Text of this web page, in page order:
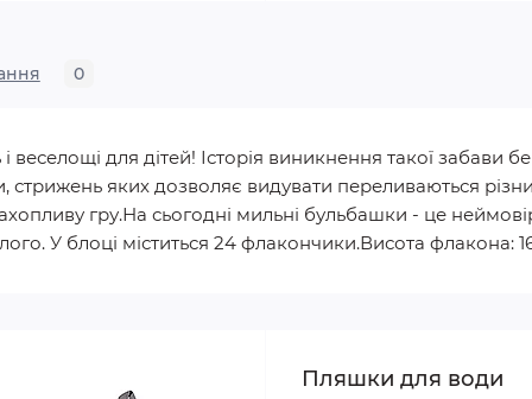
0
веселощі для дітей! Історія виникнення такої забави
яких дозволяє видувати переливаються
гру.На сьогодні мильні бульбашки - це
У блоці міститься 24 флакончики.Висота флакона:
Пляшки для води